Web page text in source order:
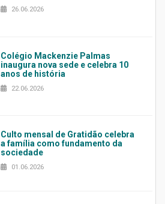
26.06.2026
Colégio Mackenzie Palmas
inaugura nova sede e celebra 10
anos de história
22.06.2026
Culto mensal de Gratidão celebra
a família como fundamento da
sociedade
01.06.2026